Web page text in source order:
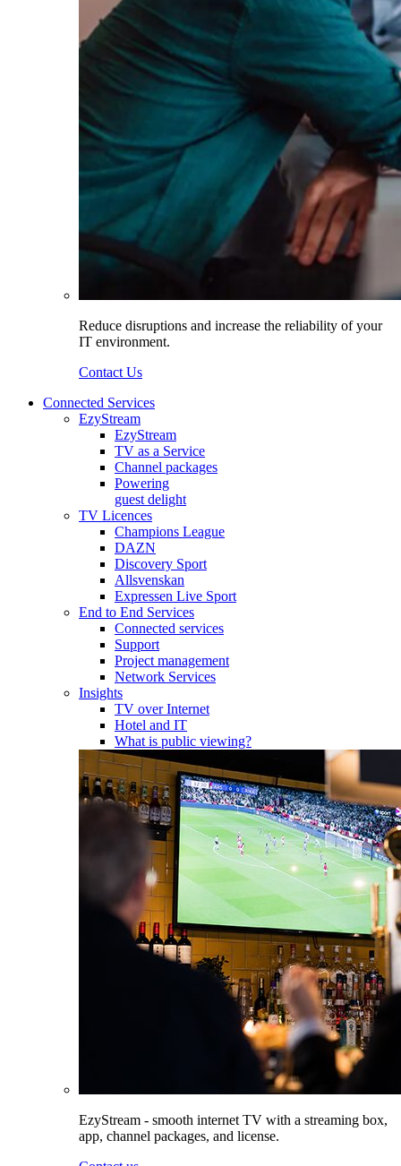
Reduce disruptions and increase the reliability of your
IT environment.
Contact Us
Connected Services
EzyStream
EzyStream
TV as a Service
Channel packages
Powering
guest delight
TV Licences
Champions League
DAZN
Discovery Sport
Allsvenskan
Expressen Live Sport
End to End Services
Connected services
Support
Project management
Network Services
Insights
TV over Internet
Hotel and IT
What is public viewing?
EzyStream - smooth internet TV with a streaming box,
app, channel packages, and license.